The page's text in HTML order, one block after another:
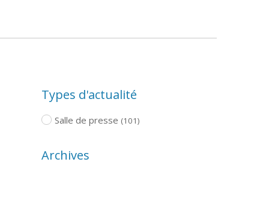
Types d'actualité
Salle de presse (101)
Archives